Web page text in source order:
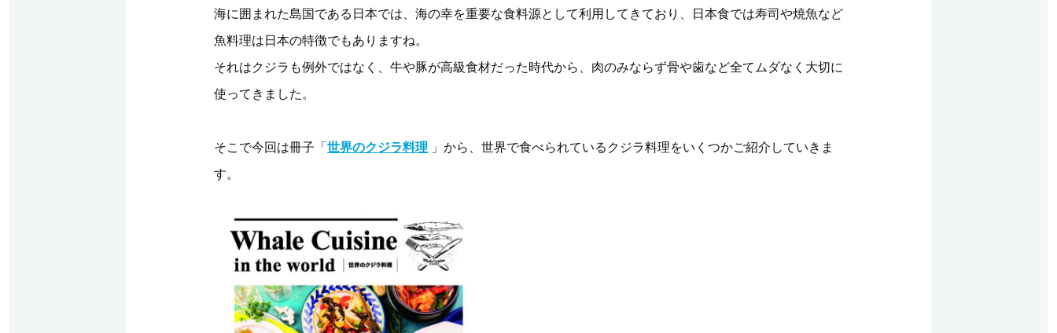
海に囲まれた島国である日本では、海の幸を重要な食料源として利用してきており、日本食では寿司や焼魚など
魚料理は日本の特徴でもありますね。
それはクジラも例外ではなく、牛や豚が高級食材だった時代から、肉のみならず骨や歯など全てムダなく大切に
使ってきました。
そこで今回は冊子「 世界のクジラ料理 」から、世界で食べられているクジラ料理をいくつかご紹介していきま
す。